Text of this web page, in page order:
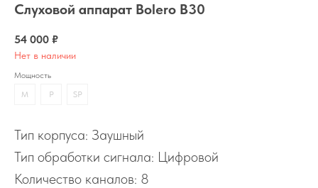
Слуховой аппарат Bolero B30
54 000 ₽
Нет в наличии
Мощность
M
P SP
Тип корпуса: Заушный
Тип обработки сигнала: Цифровой
Количество каналов: 8